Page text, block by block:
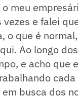
meu
e falei
o que é
Ao longo
e acho que
busca dos